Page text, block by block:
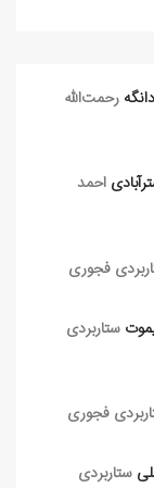
رحمت‌الله
احمد
فجوری
ستاربردی
فجوری
ستاربردی